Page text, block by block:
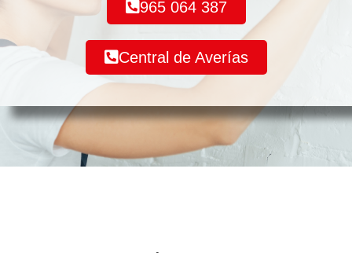
965 064 387
Central de Averías